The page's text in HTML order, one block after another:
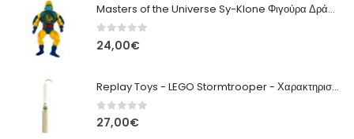
Masters of the Universe Sy-Klone Φιγούρα Δράσης (1985) από την Mattel
0 out of 5
24,00€
Replay Toys - LEGO Stormtrooper - Χαρακτηριστική Πασχαλινή Λαμπάδα
0out of 5
27,00€